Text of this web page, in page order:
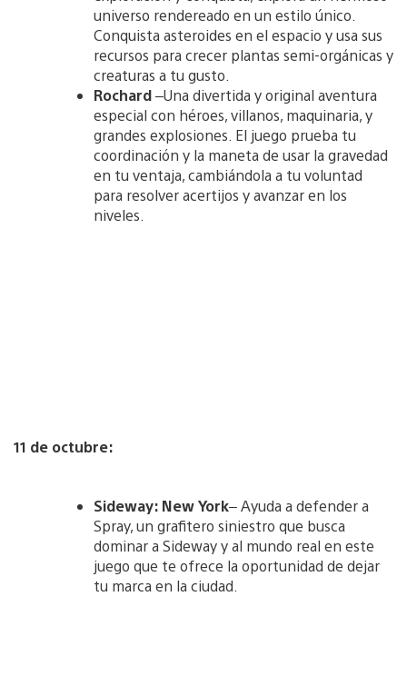
universo rendereado en un estilo único.
Conquista asteroides en el espacio y usa sus
recursos para crecer plantas semi-orgánicas y
creaturas a tu gusto.
Rochard–Una divertida y original aventura
especial con héroes, villanos, maquinaria, y
grandes explosiones. El juego prueba tu
coordinación y la maneta de usar la gravedad
en tu ventaja, cambiándola a tu voluntad
para resolver acertijos y avanzar en los
niveles.
11 de octubre:
Sideway: New York– Ayuda a defender a
Spray, un grafitero siniestro que busca
dominar a Sideway y al mundo real en este
juego que te ofrece la oportunidad de dejar
tu marca en la ciudad.